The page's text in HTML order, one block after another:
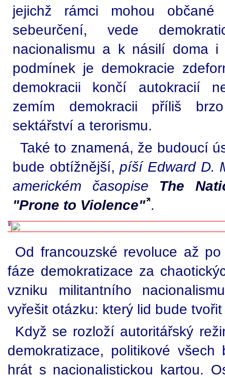
jejichž rámci mohou
sebeurčení, vede
nacionalismu a k násilí doma
podmínek je demokracie
demokracii končí autokracií
zemím demokracii příliš
sektářství a terorismu.
Také to znamená, že budoucí
bude obtížnější,píší Edward D.
americkém časopise The
"Prone to Violence" .
Od francouzské revoluce až
fáze demokratizace za
vzniku militantního
vyřešit otázku: který lid bude
Když se rozloží autoritářský
demokratizace, politikové všech
hrát s nacionalistickou kartou.